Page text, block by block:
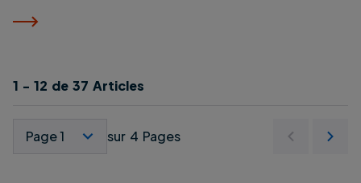
1 - 12 de 37 Articles
sur 4 Pages